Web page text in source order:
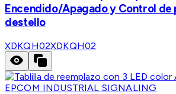
Encendido/Apagado y Control de
destello
XDKQH02XDKQH02
EPCOM INDUSTRIAL SIGNALING